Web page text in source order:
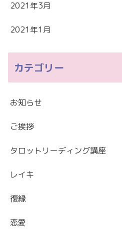
2021年3月
2021年1月
カテゴリー
お知らせ
ご挨拶
タロットリーディング講座
レイキ
復縁
恋愛